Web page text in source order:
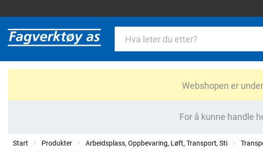
Webshopen er
For å kunne handle
Start Produkter Arbeidsplass, Oppbevaring, Løft, Transport, Sti